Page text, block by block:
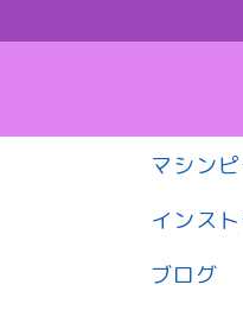
マシン
インス
ブログ